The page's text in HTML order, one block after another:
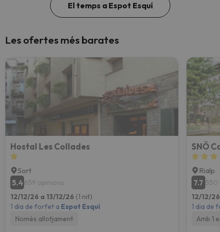
El temps a Espot Esquí
Les ofertes més barates
Hostal Les Collades
Sort
5.4659 opinions
12/12/26 a 13/12/26 (1 nit)
1 dia de forfet a Espot Esquí
Només allotjament
SNÖ
Rialp
7.7 550
12/12/
1 dia de
Amb 1